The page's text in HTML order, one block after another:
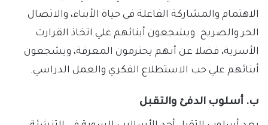
الاهتمام والمشاركة الفاعلة في حياة الأبناء، والاتصال
الحر والصريح. ويشجعون أبنائهم علي اتخاذ القرارت
الأسرية، فضلا عن أنهم يحترمون المعرفة، ويشجعون
أبنائهم علي حب الاستطلاع الفكري والعمل الدراسي.
ب. أسلوب الدفئ والتقبل